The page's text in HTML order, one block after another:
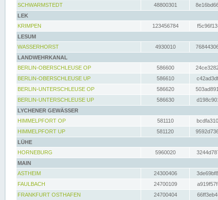
SCHWARMSTEDT
48800301
LEK
KRIMPEN
123456784
LESUM
WASSERHORST
4930010
LANDWEHRKANAL
BERLIN-OBERSCHLEUSE OP
586600
BERLIN-OBERSCHLEUSE UP
586610
BERLIN-UNTERSCHLEUSE OP
586620
BERLIN-UNTERSCHLEUSE UP
586630
LYCHENER GEWÄSSER
HIMMELPFORT OP
581110
HIMMELPFORT UP
581120
LÜHE
HORNEBURG
5960020
MAIN
ASTHEIM
24300406
FAULBACH
24700109
FRANKFURT OSTHAFEN
24700404